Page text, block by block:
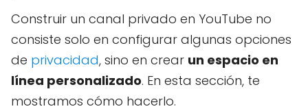
Construir un canal privado en YouTube no
consiste solo en configurar algunas opciones
de privacidad, sino en crear un espacio en
línea personalizado. En esta sección, te
mostramos cómo hacerlo.